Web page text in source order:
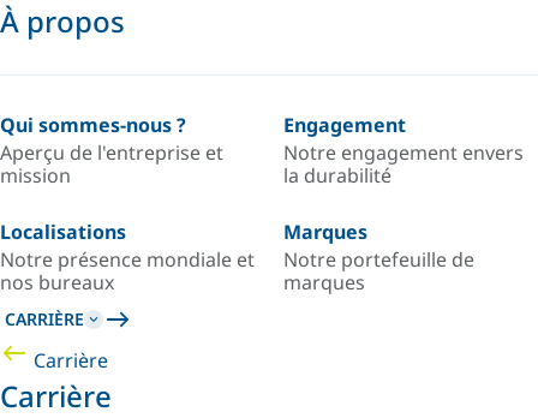
À propos
Qui sommes-nous ?
Aperçu de l'entreprise et
mission
Engagement
Notre engagement envers
la durabilité
Localisations
Notre présence mondiale et
nos bureaux
Marques
Notre portefeuille de
marques
CARRIÈRE
Carrière
Carrière